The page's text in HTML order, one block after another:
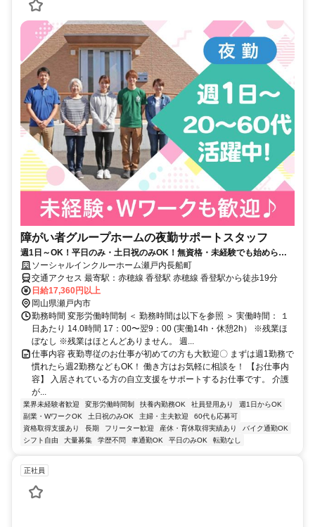
障がい者グループホームの夜勤サポートスタッフ
週1日～OK！平日のみ・土日祝のみOK！無資格・未経験でも始められ
ます。目の前の人に喜んでいただくことに、一生懸命になれる仕事で
す。
ソーシャルインクルーホーム瀬戸内長船町
交通アクセス 最寄駅：赤穂線 香登駅 赤穂線 香登駅から徒歩19分
日給17,360円以上
岡山県瀬戸内市
勤務時間 変形労働時間制 ＜ 勤務時間は以下を参照 ＞ 実働時間： １
日あたり 14.0時間 17：00〜翌9：00 (実働14h・休憩2h） ※残業ほ
ぼなし ※残業はほとんどありません。 週...
仕事内容 夜勤専従のお仕事が初めての方も大歓迎〇 まずは週1勤務で
慣れたら週2勤務などもOK！ 働き方はお気軽に相談を！ 【お仕事内
容】 入居されている方の自立支援をサポートするお仕事です。 介護
が...
業界未経験者歓迎 変形労働時間制 扶養内勤務OK 社員登用あり
週1日からOK
副業・WワークOK
土日祝のみOK 主婦・主夫歓迎
60代も応募可
資格取得支援あり
長期 フリーター歓迎 産休・育休取得実績あり
バイク通勤OK
シフト自由
大量募集 学歴不問 車通勤OK 平日のみOK 転勤なし
正社員